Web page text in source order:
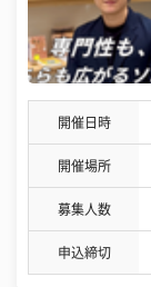
開催日時
開催場所
募集人数
申込締切